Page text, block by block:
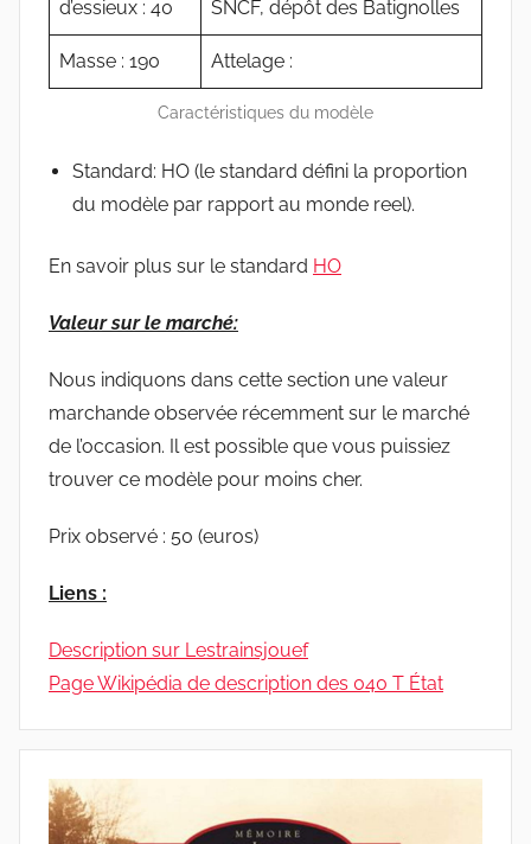
d’essieux : 40 SNCF, dépôt des Batignolles
Masse : 190 Attelage :
Caractéristiques du modèle
Standard: HO (le standard défini la proportion
du modèle par rapport au monde reel).
En savoir plus sur le standard HO
Valeur sur le marché:
Nous indiquons dans cette section une valeur
marchande observée récemment sur le marché
de l’occasion. Il est possible que vous puissiez
trouver ce modèle pour moins cher.
Prix observé : 50 (euros)
Liens :
Description sur Lestrainsjouef
Page Wikipédia de description des 040 T État